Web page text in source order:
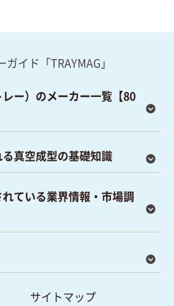
イド「TRAYMAG」
ー）のメーカー一覧【80
真空成型の基礎知識
ている業界情報・市場調
サイトマップ